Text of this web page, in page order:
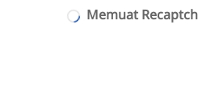
Memuat